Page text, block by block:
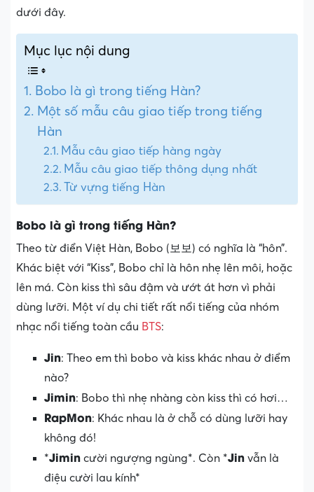
dưới đây.
Mục lục nội dung
Bobo là gì trong tiếng Hàn?
Một số mẫu câu giao tiếp trong tiếng
Hàn
Mẫu câu giao tiếp hàng ngày
Mẫu câu giao tiếp thông dụng nhất
Từ vựng tiếng Hàn
Bobo là gì trong tiếng Hàn?
Theo từ điển Việt Hàn, Bobo (보보) có nghĩa là “hôn”.
Khác biệt với “Kiss”, Bobo chỉ là hôn nhẹ lên môi, hoặc
lên má. Còn kiss thì sâu đậm và ướt át hơn vì phải
dùng lưỡi. Một ví dụ chi tiết rất nổi tiếng của nhóm
nhạc nổi tiếng toàn cầu BTS:
Jin: Theo em thì bobo và kiss khác nhau ở điểm
nào?
Jimin: Bobo thì nhẹ nhàng còn kiss thì có hơi…
RapMon: Khác nhau là ở chỗ có dùng lưỡi hay
không đó!
*Jimin cười ngượng ngùng*. Còn *Jin vẫn là
điệu cười lau kính*